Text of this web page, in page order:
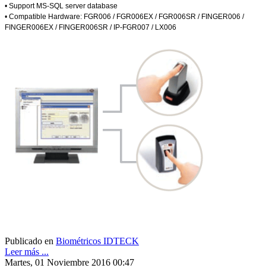
• Support MS-SQL server database
• Compatible Hardware: FGR006 / FGR006EX / FGR006SR / FINGER006 /
FINGER006EX / FINGER006SR / IP-FGR007 / LX006
Publicado en Biométricos IDTECK
Leer más ...
Martes, 01 Noviembre 2016 00:47